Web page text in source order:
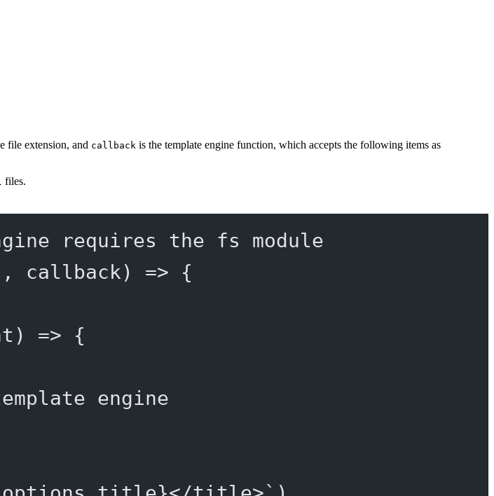
file extension, and callback is the template engine function, which accepts the following items as
files.
requires the fs module
, callback) => {
) => {
engine